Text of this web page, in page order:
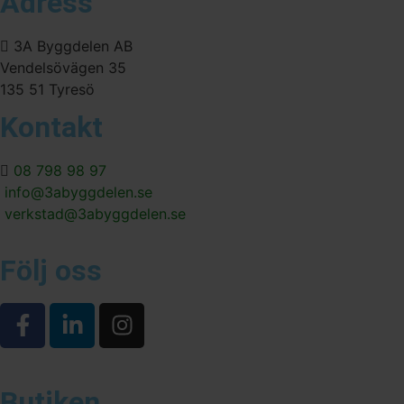
3A Byggdelen AB
Vendelsövägen 35
135 51 Tyresö
Kontakt
08 798 98 97
info@3abyggdelen.se
verkstad@3abyggdelen.se
Följ oss